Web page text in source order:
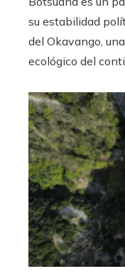
su estabilidad
del Okavango,
ecológico del